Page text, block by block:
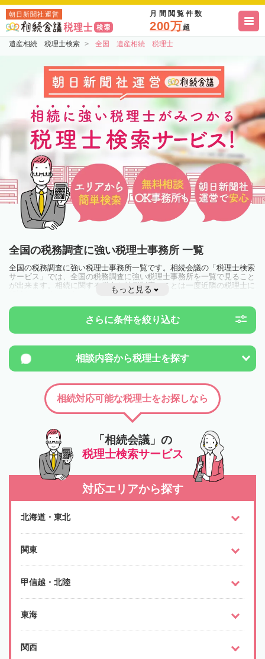
朝日新聞社運営 月間閲覧件数
200万超
遺産相続 税理士検索 全国 遺産相続 税理士
全国の税務調査に強い税理士事務所 一覧
全国の税務調査に強い税理士事務所一覧です。相続会議の「税理士検索
サービス」では、全国の税務調査に強い税理士事務所を一覧で見ること
が出来ます。相続に関する税金や特例制度のことは一度近隣の税理士に
もっと見る
さらに条件を絞り込む
相談内容から税理士を探す
「相続会議」の
税理士検索サービス
相続対応可能な税理士をお探しなら
対応エリアから探す
北海道・東北
関東
甲信越・北陸
東海
関西